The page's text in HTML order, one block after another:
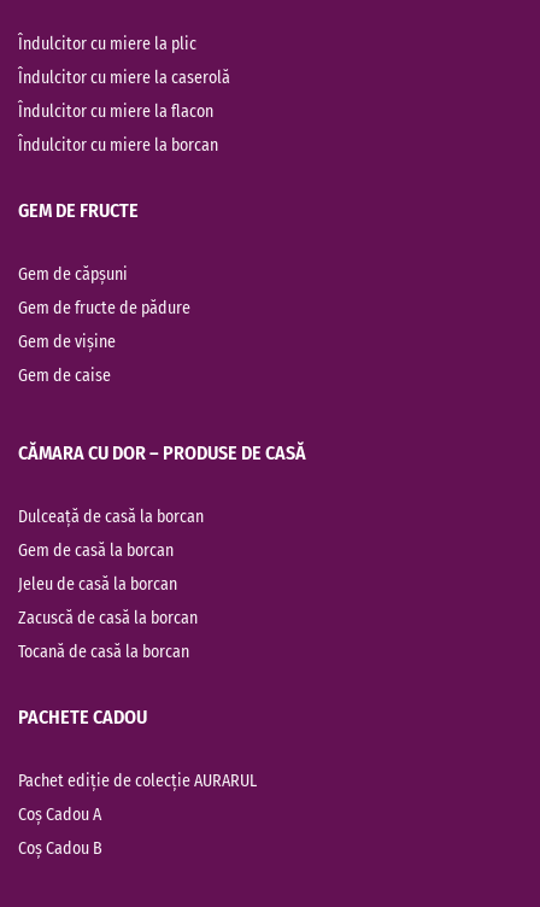
Îndulcitor cu miere la plic
Îndulcitor cu miere la caserolă
Îndulcitor cu miere la flacon
Îndulcitor cu miere la borcan
GEM DE FRUCTE
Gem de căpșuni
Gem de fructe de pădure
Gem de vișine
Gem de caise
CĂMARA CU DOR – PRODUSE DE CASĂ
Dulceață de casă la borcan
Gem de casă la borcan
Jeleu de casă la borcan
Zacuscă de casă la borcan
Tocană de casă la borcan
PACHETE CADOU
Pachet ediție de colecție AURARUL
Coș Cadou A
Coș Cadou B